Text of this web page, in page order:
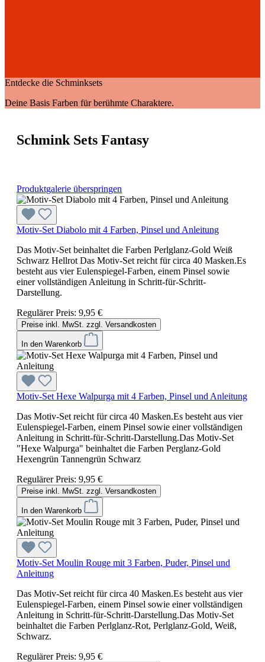
Entdecke die Schminksets
Deine Basis Farben für berühmte Charaktere.
Schmink Sets Fantasy
Produktgalerie überspringen
Motiv-Set Diabolo mit 4 Farben, Pinsel und Anleitung
Das Motiv-Set beinhaltet die Farben Perlglanz-Gold Weiß
Schwarz Hellrot Das Motiv-Set reicht für circa 40 Masken.Es
besteht aus vier Eulenspiegel-Farben, einem Pinsel sowie
einer vollständigen Anleitung in Schritt-für-Schritt-
Darstellung.
Regulärer Preis: 9,95 €
Preise inkl. MwSt. zzgl. Versandkosten
In den Warenkorb
Motiv-Set Hexe Walpurga mit 4 Farben, Pinsel und Anleitung
Das Motiv-Set reicht für circa 40 Masken.Es besteht aus vier
Eulenspiegel-Farben, einem Pinsel sowie einer vollständigen
Anleitung in Schritt-für-Schritt-Darstellung.Das Motiv-Set
"Hexe Walpurga" beinhaltet die Farben Perglanz-Gold
Hexengrün Tannengrün Schwarz
Regulärer Preis: 9,95 €
Preise inkl. MwSt. zzgl. Versandkosten
In den Warenkorb
Motiv-Set Moulin Rouge mit 3 Farben, Puder, Pinsel und
Anleitung
Das Motiv-Set reicht für circa 40 Masken.Es besteht aus vier
Eulenspiegel-Farben, einem Pinsel sowie einer vollständigen
Anleitung in Schritt-für-Schritt-Darstellung.Das Motiv-Set
beinhaltet die Farben Perlglanz-Rot, Perlglanz-Gold, Weiß,
Schwarz.
Regulärer Preis: 9,95 €